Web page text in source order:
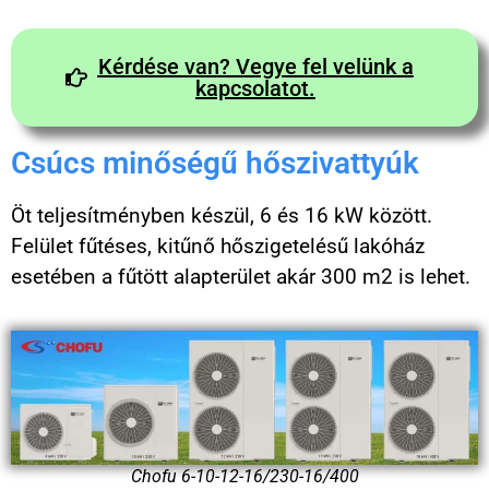
Kérdése van? Vegye fel velünk a
kapcsolatot.
Csúcs minőségű hőszivattyúk
Öt teljesítményben készül, 6 és 16 kW között.
Felület fűtéses, kitűnő hőszigetelésű lakóház
esetében a fűtött alapterület akár 300 m2 is lehet.
Chofu 6-10-12-16/230-16/400